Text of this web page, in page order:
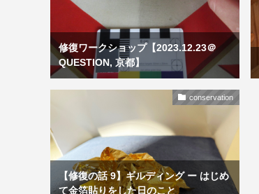
修復ワークショップ【2023.12.23＠
QUESTION, 京都】
conservation
【修復の話 9】ギルディング ー はじめ
て金箔貼りをした日のこと